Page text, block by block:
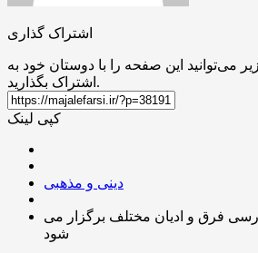
اشتراک گذاری
می‌توانید این صفحه را با دوستان خود به
اشتراک بگذارید.
کپی لینک
دینی و مذهبی
فرق و ادیان مختلف برگزار می
شود